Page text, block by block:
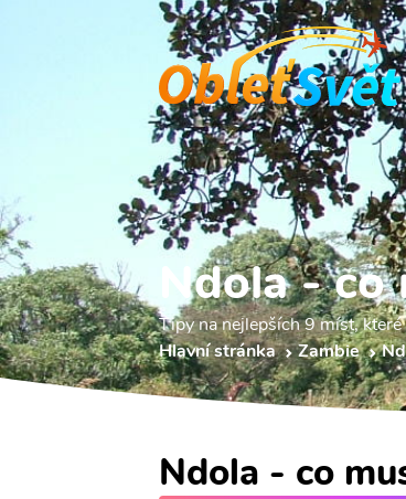
Ndola -
Tipy na nejlepších 9 míst,
Hlavní stránka
Zambie
Ndola - co